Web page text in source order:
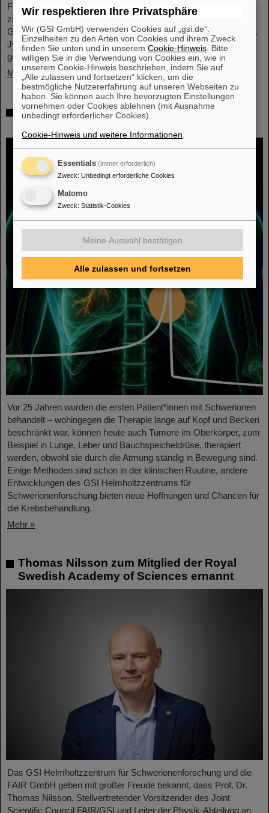
Festkolloquium und der Preisträgersitzung gab es Gelegenheit
zu Gesprächen mit vielen Mitgliedern und Freund*innen von
GENCO. Den Festvortrag hielt Professor em. Juha Äystö (Univ.
Jyväskylä, Finnland) zum Thema „Präzisionsexperimente mit
gestoppten exotischen Atomkernen“.
Mehr »
Mit Schwerionentherapie gegen Leber- und
Vor 25 Jahren wurden die ersten Patient*innen mit Schwerionen
behandelt – wohingegen die Therapie lange auf Kopf und Becken
beschränkt war, können heute auch Tumore im Oberkörper, zum
Beispiel in Lunge, Leber und Bauchspeicheldrüse, therapiert
werden, obwohl sie durch die Atmung ständig in Bewegung sind.
Einige Methoden sind schon in der klinischen Routine, andere
Entwicklungen des GSI Helmholtzzentrums für
Schwerionenforschung bieten neue Hoffnungen und Chancen für
die Krebsbehandlung.
Mehr »
Thomas Nilsson zum Mitglied der Royal
Swedish Academy of Sciences ernannt
Das GSI Helmholtzzentrum für Schwerionenforschung und die
FAIR GmbH geben mit großer Freude bekannt, dass Prof. Dr.
Thomas Nilsson, Stellvertretender Vorsitzender des Joint
Scientific Council FAIR/GSI und Leiter der Physik-Abteilung an
Wir respektieren Ihre Privatsphäre
Wir (GSI GmbH) verwenden Cookies auf „gsi.de“.
Einzelheiten zu den Arten von Cookies und ihrem Zweck
finden Sie unten und in unseremCookie-Hinweis . Bitte
willigen Sie in die Verwendung von Cookies ein, wie in
unserem Cookie-Hinweis beschrieben, indem Sie auf
„Alle zulassen und fortsetzen“ klicken, um die
bestmögliche Nutzererfahrung auf unseren Webseiten zu
haben. Sie können auch Ihre bevorzugten Einstellungen
vornehmen oder Cookies ablehnen (mit Ausnahme
unbedingt erforderlicher Cookies).
Cookie-Hinweis und weitere Informationen
Essentials (immer erforderlich)
Zweck: Unbedingt erforderliche Cookies
Matomo
Zweck: Statistik-Cookies
Meine Auswahl bestätigen
Alle zulassen und fortsetzen